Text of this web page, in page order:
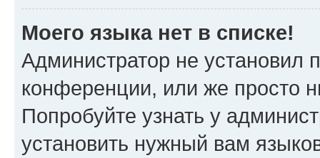
Моего языка нет в списке!
Администратор не установил
конференции, или же просто
Попробуйте узнать у
установить нужный вам